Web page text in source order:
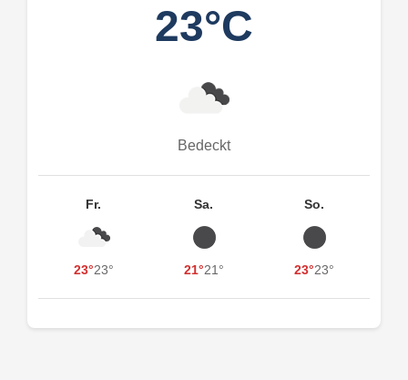
23°C
Bedeckt
Fr.
23°23°
Sa.
21°21°
So.
23°23°